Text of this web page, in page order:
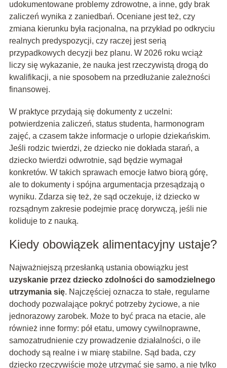
udokumentowane problemy zdrowotne, a inne, gdy brak
zaliczeń wynika z zaniedbań. Oceniane jest też, czy
zmiana kierunku była racjonalna, na przykład po odkryciu
realnych predyspozycji, czy raczej jest serią
przypadkowych decyzji bez planu. W 2026 roku wciąż
liczy się wykazanie, że nauka jest rzeczywistą drogą do
kwalifikacji, a nie sposobem na przedłużanie zależności
finansowej.
W praktyce przydają się dokumenty z uczelni:
potwierdzenia zaliczeń, status studenta, harmonogram
zajęć, a czasem także informacje o urlopie dziekańskim.
Jeśli rodzic twierdzi, że dziecko nie dokłada starań, a
dziecko twierdzi odwrotnie, sąd będzie wymagał
konkretów. W takich sprawach emocje łatwo biorą górę,
ale to dokumenty i spójna argumentacja przesądzają o
wyniku. Zdarza się też, że sąd oczekuje, iż dziecko w
rozsądnym zakresie podejmie pracę dorywczą, jeśli nie
koliduje to z nauką.
Kiedy obowiązek alimentacyjny ustaje?
Najważniejszą przesłanką ustania obowiązku jest
uzyskanie przez dziecko zdolności do samodzielnego
utrzymania się. Najczęściej oznacza to stałe, regularne
dochody pozwalające pokryć potrzeby życiowe, a nie
jednorazowy zarobek. Może to być praca na etacie, ale
również inne formy: pół etatu, umowy cywilnoprawne,
samozatrudnienie czy prowadzenie działalności, o ile
dochody są realne i w miarę stabilne. Sąd bada, czy
dziecko rzeczywiście może utrzymać się samo, a nie tylko